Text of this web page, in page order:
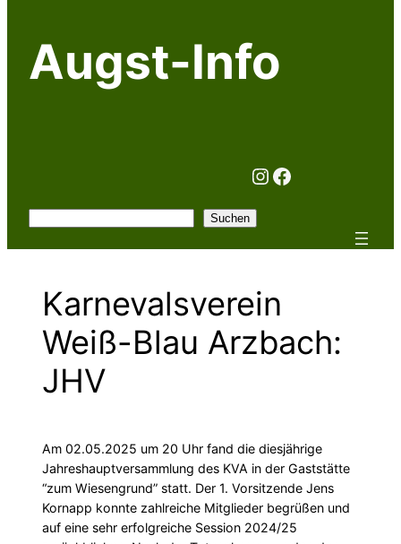
Augst-Info
Instagram
Facebook
Suchen
Karnevalsverein
Weiß-Blau Arzbach:
JHV
Am 02.05.2025 um 20 Uhr fand die diesjährige
Jahreshauptversammlung des KVA in der Gaststätte
“zum Wiesengrund” statt. Der 1. Vorsitzende Jens
Kornapp konnte zahlreiche Mitglieder begrüßen und
auf eine sehr erfolgreiche Session 2024/25